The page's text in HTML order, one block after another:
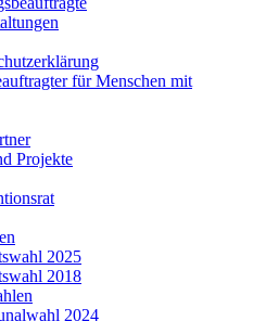
für Menschen mit
Projekte
2025
2018
2024